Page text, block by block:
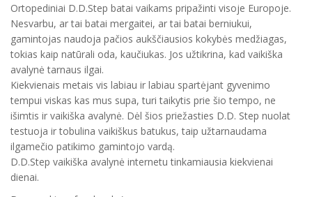
Ortopediniai D.D.Step batai vaikams pripažinti visoje Europoje.
Nesvarbu, ar tai batai mergaitei, ar tai batai berniukui,
gamintojas naudoja pačios aukščiausios kokybės medžiagas,
tokias kaip natūrali oda, kaučiukas. Jos užtikrina, kad vaikiška
avalynė tarnaus ilgai.
Kiekvienais metais vis labiau ir labiau spartėjant gyvenimo
tempui viskas kas mus supa, turi taikytis prie šio tempo, ne
išimtis ir vaikiška avalynė. Dėl šios priežasties D.D. Step nuolat
testuoja ir tobulina vaikiškus batukus, taip užtarnaudama
ilgamečio patikimo gamintojo vardą.
D.D.Step vaikiška avalynė internetu tinkamiausia kiekvienai
dienai.